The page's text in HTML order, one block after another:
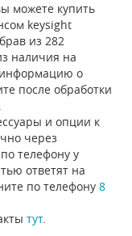
можете купить
keysight
из 282
наличия на
информацию о
после обработки
и опции к
через
телефону у
ответят на
по телефону 8
тут.